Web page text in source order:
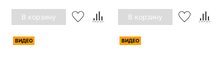
В корзину В корзину
ВИДЕО ВИДЕО